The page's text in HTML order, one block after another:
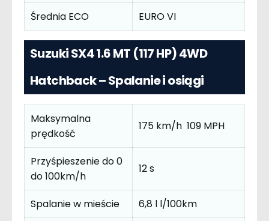
Średnia ECO
EURO VI
Suzuki SX4 1.6 MT (117 HP) 4WD
Hatchback – Spalanie i osiągi
Maksymalna
prędkość
175 km/h 109 MPH
Przyśpieszenie do 0
do 100km/h
12 s
Spalanie w mieście
6,8 l l/100km